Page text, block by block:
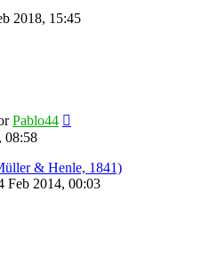
2018, 15:45
Pablo44
08:58
& Henle, 1841)
Feb 2014, 00:03